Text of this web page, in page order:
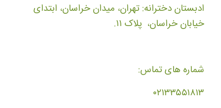
ادبستان دخترانه: تهران، میدان خراسان، ابتدای
خیابان خراسان، پلاک ۱۱.
شماره های تماس:
۰۲۱۳۳۵۵۱۸۱۳